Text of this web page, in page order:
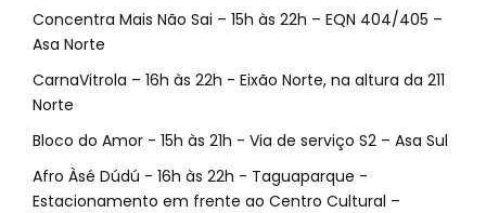
Concentra Mais Não Sai – 15h às 22h – EQN 404/405 –
Asa Norte
CarnaVitrola – 16h às 22h - Eixão Norte, na altura da 211
Norte
Bloco do Amor - 15h às 21h - Via de serviço S2 – Asa Sul
Afro Àsé Dúdú - 16h às 22h - Taguaparque -
Estacionamento em frente ao Centro Cultural –